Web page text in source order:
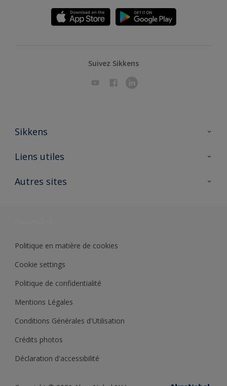
Suivez Sikkens
Sikkens
A propos de Sikkens
Liens utiles
Ouvrir un magasin PASS
Autres sites
Politique en matière de cookies
Cookie settings
Politique de confidentialité
Mentions Légales
Conditions Générales d'Utilisation
Crédits photos
Déclaration d'accessibilité